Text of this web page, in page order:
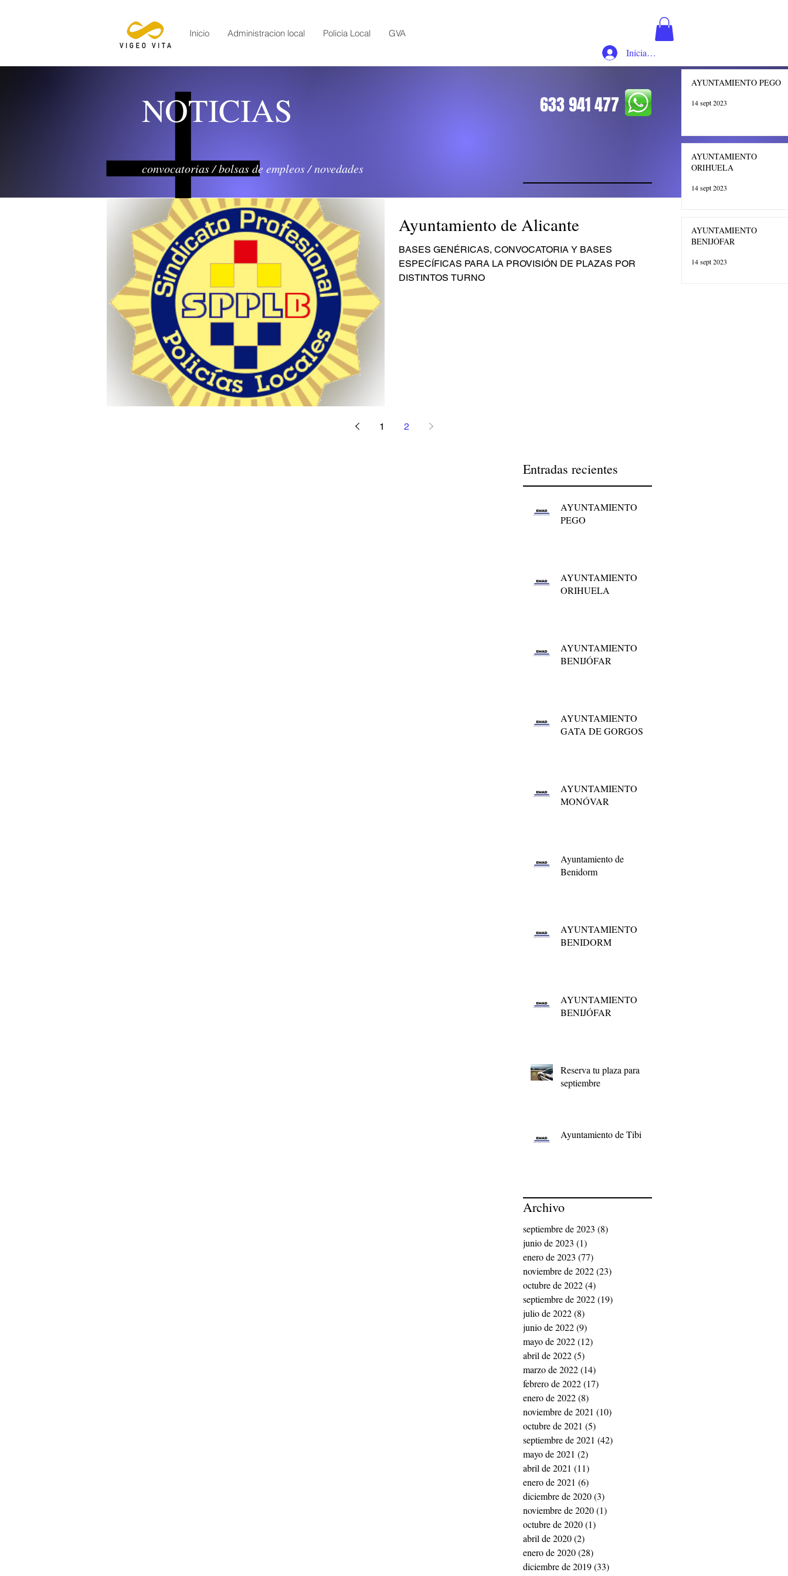
Inicio Administracion local Policía Local GVA
Iniciar sesión
NOTICIAS 633 941 477
convocatorias / bolsas de empleos / novedades
Ayuntamiento de Alicante
BASES GENÉRICAS, CONVOCATORIA Y BASES
ESPECÍFICAS PARA LA PROVISIÓN DE PLAZAS POR
DISTINTOS TURNO
1 2
AYUNTAMIENTO PEGO
14 sept 2023
AYUNTAMIENTO
ORIHUELA
14 sept 2023
AYUNTAMIENTO
BENIJÓFAR
14 sept 2023
Entradas recientes
AYUNTAMIENTO
PEGO
AYUNTAMIENTO
ORIHUELA
AYUNTAMIENTO
BENIJÓFAR
AYUNTAMIENTO
GATA DE GORGOS
AYUNTAMIENTO
MONÓVAR
Ayuntamiento de
Benidorm
AYUNTAMIENTO
BENIDORM
AYUNTAMIENTO
BENIJÓFAR
Reserva tu plaza para
septiembre
Ayuntamiento de Tibi
Archivo
septiembre de 2023 (8)
junio de 2023 (1)
enero de 2023 (77)
noviembre de 2022(23)
octubre de 2022(4)
septiembre de 2022(19)
julio de 2022(8)
junio de 2022(9)
mayo de 2022(12)
abril de 2022(5)
marzo de 2022(14)
febrero de 2022(17)
enero de 2022(8)
noviembre de 2021 (10)
octubre de 2021 (5)
septiembre de 2021 (42)
mayo de 2021 (2)
abril de 2021 (11)
enero de 2021 (6)
diciembre de 2020(3)
noviembre de 2020(1)
octubre de 2020(1)
abril de 2020(2)
enero de 2020(28)
diciembre de 2019(33)